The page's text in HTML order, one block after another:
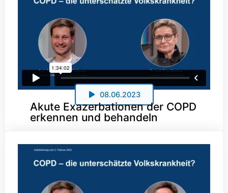
08.06.2023
Akute Exazerbationen der COPD
erkennen und behandeln